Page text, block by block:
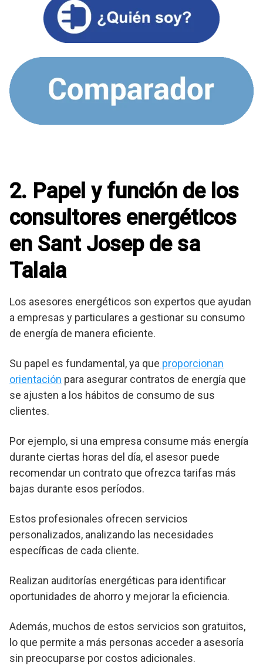
2. Papel y función de los
consultores energéticos
en Sant Josep de sa
Talaia
Los asesores energéticos son expertos que ayudan
a empresas y particulares a gestionar su consumo
de energía de manera eficiente.
Su papel es fundamental, ya que proporcionan
orientación para asegurar contratos de energía que
se ajusten a los hábitos de consumo de sus
clientes.
Por ejemplo, si una empresa consume más energía
durante ciertas horas del día, el asesor puede
recomendar un contrato que ofrezca tarifas más
bajas durante esos períodos.
Estos profesionales ofrecen servicios
personalizados, analizando las necesidades
específicas de cada cliente.
Realizan auditorías energéticas para identificar
oportunidades de ahorro y mejorar la eficiencia.
Además, muchos de estos servicios son gratuitos,
lo que permite a más personas acceder a asesoría
sin preocuparse por costos adicionales.